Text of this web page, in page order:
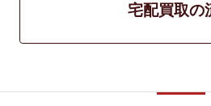
宅配買取の